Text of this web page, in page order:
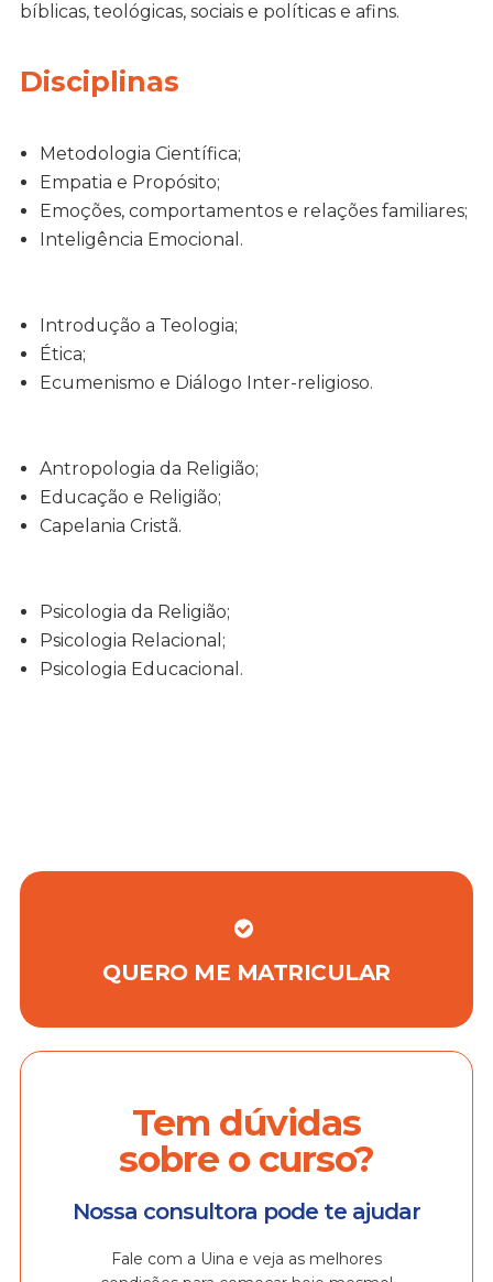
bíblicas, teológicas, sociais e políticas e afins.
Disciplinas
Metodologia Científica;
Empatia e Propósito;
Emoções, comportamentos e relações familiares;
Inteligência Emocional.
Introdução a Teologia;
Ética;
Ecumenismo e Diálogo Inter-religioso.
Antropologia da Religião;
Educação e Religião;
Capelania Cristã.
Psicologia da Religião;
Psicologia Relacional;
Psicologia Educacional.
QUERO ME MATRICULAR
Tem dúvidas
sobre o curso?
Nossa consultora pode te ajudar
Fale com a Uina e veja as melhores